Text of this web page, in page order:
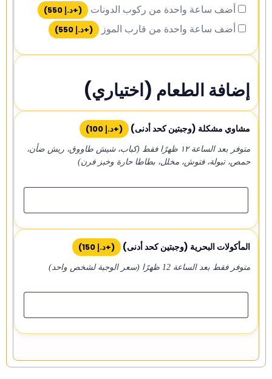
أضف ساعة واحدة من ركوب الدونات (+د.إ )
أضف ساعة واحدة من قارب الموز (+د.إ )
إضافة الطعام (اختياري)
مشاوي مشكلة (وجبتين كحد أدنى) (+د.إ )
متوفر بعد الساعة ١٢ ظهرًا فقط (كباب، شيش طاووق، ريش ضأن،
حمص، تبولة، فتوش، مخلل، بطاطا حارة وخبز فرن)
المأكولات البحرية (وجبتين كحد أدنى) (+د.إ )
متوفر فقط بعد الساعة 12 ظهرًا (سعر الوجبة لشخص واحد)